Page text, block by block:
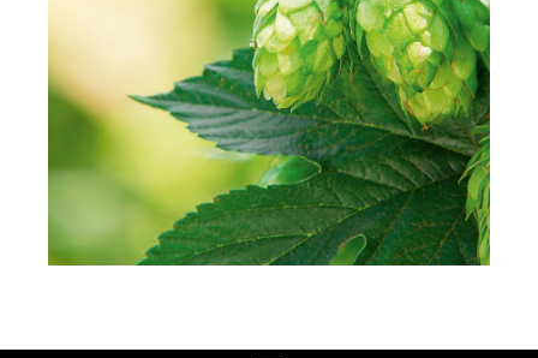
feinherbe Note und sorgt zugleich für die
Schaumkrone. Für die Hopfengabe der
verschiedenen Stuttgarter Hofbräu Biere
verwenden unsere Braumeister
ausgewählte Sorten aus Tettnang und der
Hallertau.